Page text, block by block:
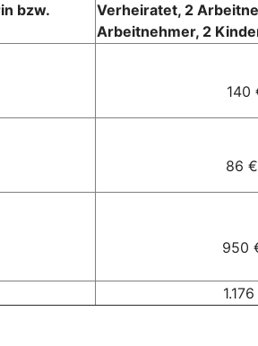
bzw.
Verheiratet, 2
Arbeitnehmer, 2
140
86 €
950